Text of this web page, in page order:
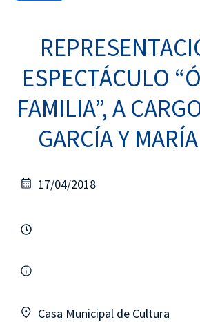
ESPECTÁCULO
FAMILIA”, A
GARCÍA Y
17/04/2018
Casa Municipal de Cultura